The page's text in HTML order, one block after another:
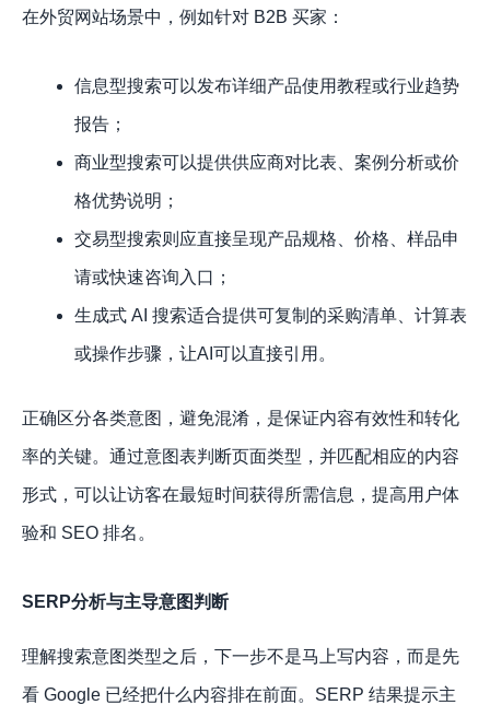
在外贸网站场景中，例如针对 B2B 买家：
信息型搜索可以发布详细产品使用教程或行业趋势
报告；
商业型搜索可以提供供应商对比表、案例分析或价
格优势说明；
交易型搜索则应直接呈现产品规格、价格、样品申
请或快速咨询入口；
生成式 AI 搜索适合提供可复制的采购清单、计算表
或操作步骤，让AI可以直接引用。
正确区分各类意图，避免混淆，是保证内容有效性和转化
率的关键。通过意图表判断页面类型，并匹配相应的内容
形式，可以让访客在最短时间获得所需信息，提高用户体
验和 SEO 排名。
SERP分析与主导意图判断
理解搜索意图类型之后，下一步不是马上写内容，而是先
看 Google 已经把什么内容排在前面。SERP 结果提示主